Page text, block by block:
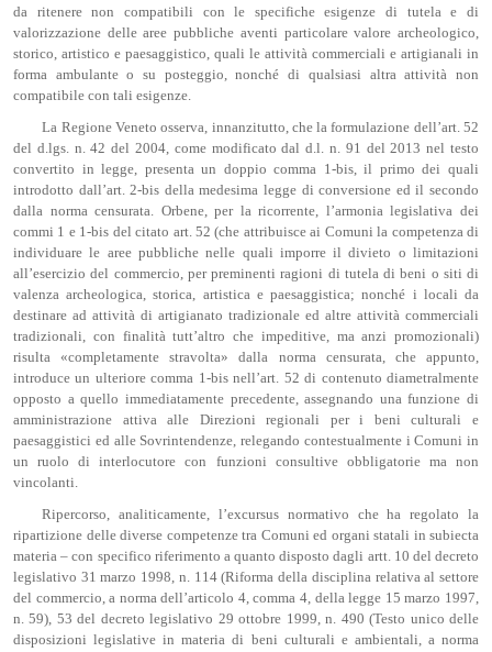
da ritenere non compatibili con le specifiche esigenze di tutela e di
valorizzazione delle aree pubbliche aventi particolare valore archeologico,
storico, artistico e paesaggistico, quali le attività commerciali e artigianali in
forma ambulante o su posteggio, nonché di qualsiasi altra attività non
compatibile con tali esigenze.
La Regione Veneto osserva, innanzitutto, che la formulazione dell’art. 52
del d.lgs. n. 42 del 2004, come modificato dal d.l. n. 91 del 2013 nel testo
convertito in legge, presenta un doppio comma 1-bis, il primo dei quali
introdotto dall’art. 2-bis della medesima legge di conversione ed il secondo
dalla norma censurata. Orbene, per la ricorrente, l’armonia legislativa dei
commi 1 e 1-bis del citato art. 52 (che attribuisce ai Comuni la competenza di
individuare le aree pubbliche nelle quali imporre il divieto o limitazioni
all’esercizio del commercio, per preminenti ragioni di tutela di beni o siti di
valenza archeologica, storica, artistica e paesaggistica; nonché i locali da
destinare ad attività di artigianato tradizionale ed altre attività commerciali
tradizionali, con finalità tutt’altro che impeditive, ma anzi promozionali)
risulta «completamente stravolta» dalla norma censurata, che appunto,
introduce un ulteriore comma 1-bis nell’art. 52 di contenuto diametralmente
opposto a quello immediatamente precedente, assegnando una funzione di
amministrazione attiva alle Direzioni regionali per i beni culturali e
paesaggistici ed alle Sovrintendenze, relegando contestualmente i Comuni in
un ruolo di interlocutore con funzioni consultive obbligatorie ma non
vincolanti.
Ripercorso, analiticamente, l’excursus normativo che ha regolato la
ripartizione delle diverse competenze tra Comuni ed organi statali in subiecta
materia – con specifico riferimento a quanto disposto dagli artt. 10 del decreto
legislativo 31 marzo 1998, n. 114 (Riforma della disciplina relativa al settore
del commercio, a norma dell’articolo 4, comma 4, della legge 15 marzo 1997,
n. 59), 53 del decreto legislativo 29 ottobre 1999, n. 490 (Testo unico delle
disposizioni legislative in materia di beni culturali e ambientali, a norma